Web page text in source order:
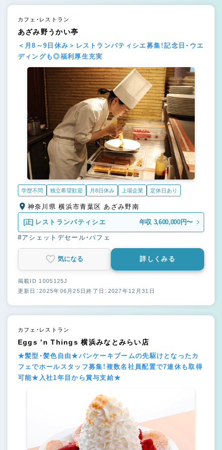
カフェ・レストラン
あざみ野うかい亭
＜月8～9日休み＞レストランパティシエ募集！記念日・ウエ
ディングも◎福利厚生充実
学歴不問 独立希望歓迎 月8日休み 上場企業 定休日あり
神奈川県 横浜市青葉区 あざみ野南
[正] レストランパティシエ 年収 3,600,000円〜
#アシェットデセール・パフェ
気になる 詳しくみる
掲載ID 1005125J
更新日：2025年06月25日終了日：2027年12月31日
カフェ・レストラン
Eggs ’n Things 横浜みなとみらい店
★髪型・髪色自由★パンケーキブームの先駆けとなったカ
フェでホールスタッフ募集！複数名社員配置で7連休も取得
可能★入社1年目から賞与支給★